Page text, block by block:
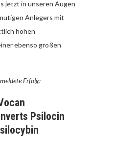
jetzt in unseren Augen
Anlegers mit
hohen
ebenso großen
Erfolg:
Psilocin